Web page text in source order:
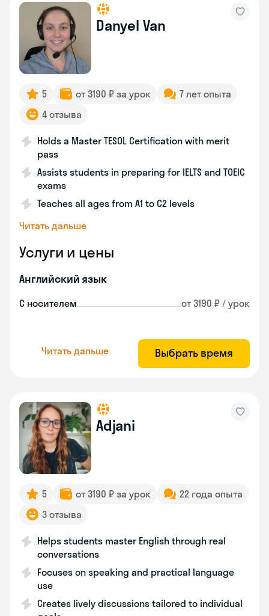
Danyel Van
5 от 3190 ₽ за урок
7 лет опыта
4 отзыва
Holds a Master TESOL Certification with merit
pass
Assists students in preparing for IELTS and TOEIC
exams
Teaches all ages from A1 to C2 levels
Читать дальше
Услуги и цены
Английский язык
С носителем от 3190 ₽ / урок
Читать дальше Выбрать время
Adjani
5 от 3190 ₽ за урок
22 года опыта
3 отзыва
Helps students master English through real
conversations
Focuses on speaking and practical language
use
Creates lively discussions tailored to individual